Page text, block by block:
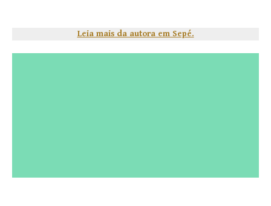
Leia mais da autora em Sepé.